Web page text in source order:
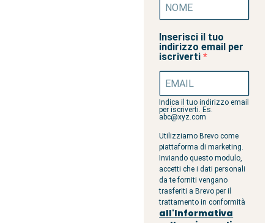
Inserisci il tuo
indirizzo email per
iscriverti
Indica il tuo indirizzo email
per iscriverti. Es.
abc@xyz.com
Utilizziamo Brevo come
piattaforma di marketing.
Inviando questo modulo,
accetti che i dati personali
da te forniti vengano
trasferiti a Brevo per il
trattamento in conformità
all'Informativa